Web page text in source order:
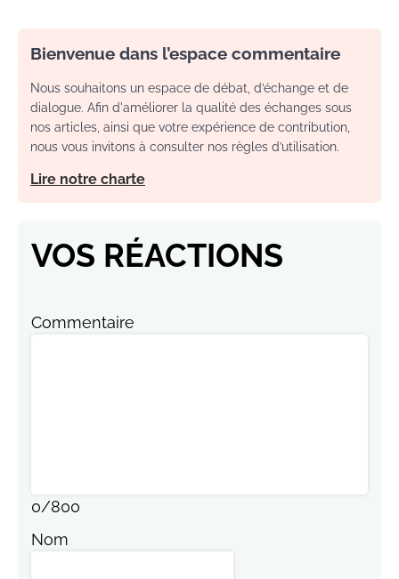
Bienvenue dans l’espace commentaire
Nous souhaitons un espace de débat, d’échange et de
dialogue. Afin d'améliorer la qualité des échanges sous
nos articles, ainsi que votre expérience de contribution,
nous vous invitons à consulter nos règles d’utilisation.
Lire notre charte
VOS RÉACTIONS
Commentaire
0/800
Nom